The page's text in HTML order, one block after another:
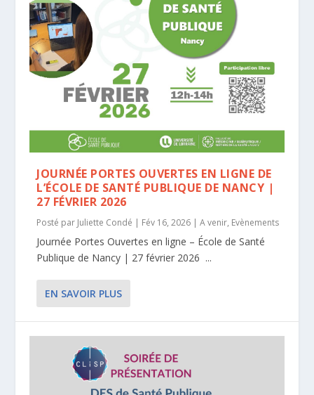
JOURNÉE PORTES OUVERTES EN LIGNE DE
L’ÉCOLE DE SANTÉ PUBLIQUE DE NANCY |
27 FÉVRIER 2026
Posté par Juliette Condé | Fév 16, 2026 |A venir, Evènements
Journée Portes Ouvertes en ligne – École de Santé
Publique de Nancy | 27 février 2026 ...
EN SAVOIR PLUS